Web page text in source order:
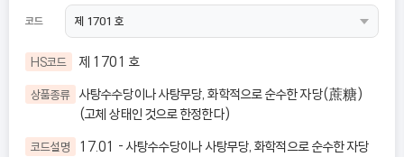
코드
HS코드 제 1701 호
상품종류 사탕수수당이나 사탕무당, 화학적으로 순수한 자당(蔗糖)
(고체 상태인 것으로 한정한다)
코드설명
17.01 - 사탕수수당이나 사탕무당, 화학적으로 순수한 자당